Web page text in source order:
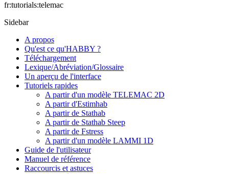
fr:tutorials:telemac
Sidebar
A propos
Qu'est ce qu'HABBY ?
Téléchargement
Lexique/Abréviation/Glossaire
Un aperçu de l'interface
Tutoriels rapides
A partir d'un modèle TELEMAC 2D
A partir d'Estimhab
A partir de Stathab
A partir de Stathab Steep
A partir de Fstress
A partir d'un modèle LAMMI 1D
Guide de l'utilisateur
Manuel de référence
Raccourcis et astuces